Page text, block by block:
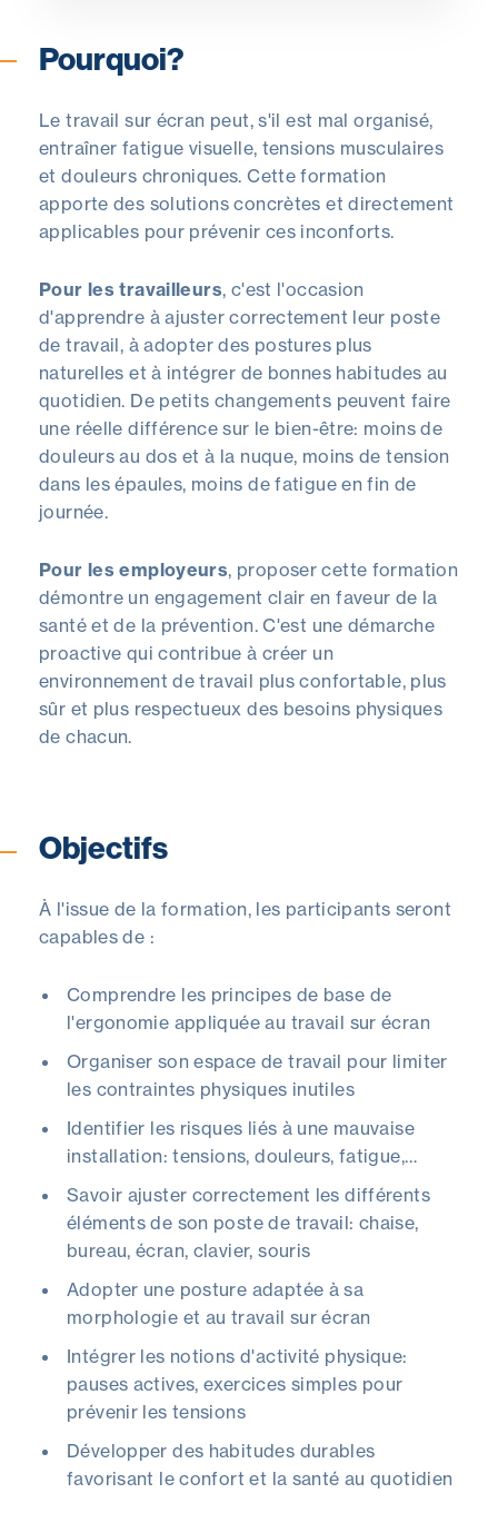
Pourquoi?
Le travail sur écran peut, s'il est mal organisé,
entraîner fatigue visuelle, tensions musculaires
et douleurs chroniques. Cette formation
apporte des solutions concrètes et directement
applicables pour prévenir ces inconforts.
Pour les travailleurs, c'est l'occasion
d'apprendre à ajuster correctement leur poste
de travail, à adopter des postures plus
naturelles et à intégrer de bonnes habitudes au
quotidien. De petits changements peuvent faire
une réelle différence sur le bien-être: moins de
douleurs au dos et à la nuque, moins de tension
dans les épaules, moins de fatigue en fin de
journée.
Pour les employeurs, proposer cette formation
démontre un engagement clair en faveur de la
santé et de la prévention. C'est une démarche
proactive qui contribue à créer un
environnement de travail plus confortable, plus
sûr et plus respectueux des besoins physiques
de chacun.
Objectifs
À l'issue de la formation, les participants seront
capables de :
Comprendre les principes de base de
l'ergonomie appliquée au travail sur écran
Organiser son espace de travail pour limiter
les contraintes physiques inutiles
Identifier les risques liés à une mauvaise
installation: tensions, douleurs, fatigue,…
Savoir ajuster correctement les différents
éléments de son poste de travail: chaise,
bureau, écran, clavier, souris
Adopter une posture adaptée à sa
morphologie et au travail sur écran
Intégrer les notions d'activité physique:
pauses actives, exercices simples pour
prévenir les tensions
Développer des habitudes durables
favorisant le confort et la santé au quotidien